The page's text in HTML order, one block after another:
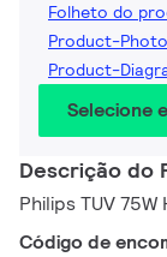
Folheto do
Product-
Product-
Selecione
Descrição do
Philips TUV 75W
Código de